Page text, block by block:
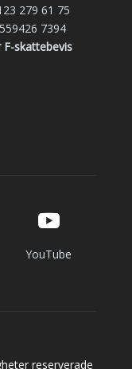
279 61 75
7394
F-skattebevis
YouTube
reserverade